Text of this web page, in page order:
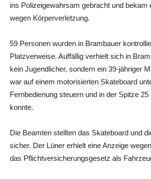
ins Polizeigewahrsam gebracht und bekam
wegen Körperverletzung.
59 Personen wurden in Brambauer
Platzverweise. Auffällig verhielt sich in
kein Jugendlicher, sondern ein 39-jähriger
war auf einem motorisierten Skateboard
Fernbedienung steuern und in der Spitze
konnte.
Die Beamten stellten das Skateboard und
sicher. Der Lüner erhielt eine Anzeige
das Pflichtversicherungsgesetz als